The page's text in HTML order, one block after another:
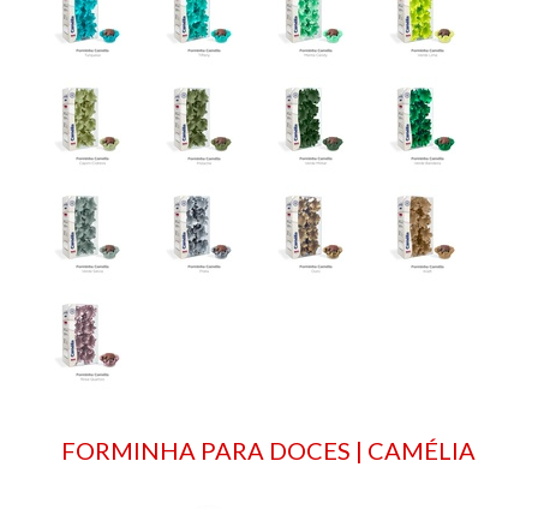
FORMINHA PARA DOCES | CAMÉLIA